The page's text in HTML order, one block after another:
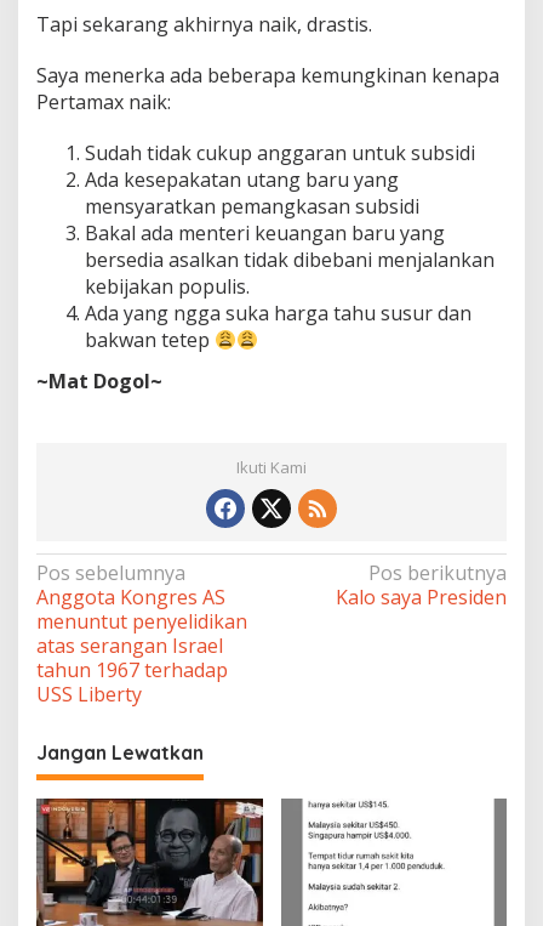
Tapi sekarang akhirnya naik, drastis.
Saya menerka ada beberapa kemungkinan kenapa
Pertamax naik:
Sudah tidak cukup anggaran untuk subsidi
Ada kesepakatan utang baru yang
mensyaratkan pemangkasan subsidi
Bakal ada menteri keuangan baru yang
bersedia asalkan tidak dibebani menjalankan
kebijakan populis.
Ada yang ngga suka harga tahu susur dan
bakwan tetep
~Mat Dogol~
Ikuti Kami
Navigasi
pos
Pos sebelumnya
Anggota Kongres AS
menuntut penyelidikan
atas serangan Israel
tahun 1967 terhadap
USS Liberty
Pos berikutnya
Kalo saya Presiden
Jangan Lewatkan